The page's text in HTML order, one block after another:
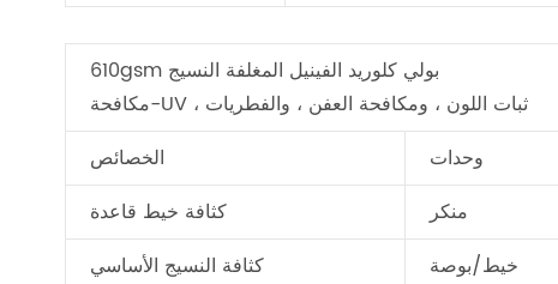
610gsm بولي كلوريد الفينيل المغلفة النسيج
مكافحة-UV ، ثبات اللون ، ومكافحة العفن ، والفطريات
الخصائص
وحدات
كثافة خيط قاعدة
منكر
كثافة النسيج الأساسي
خيط/بوصة